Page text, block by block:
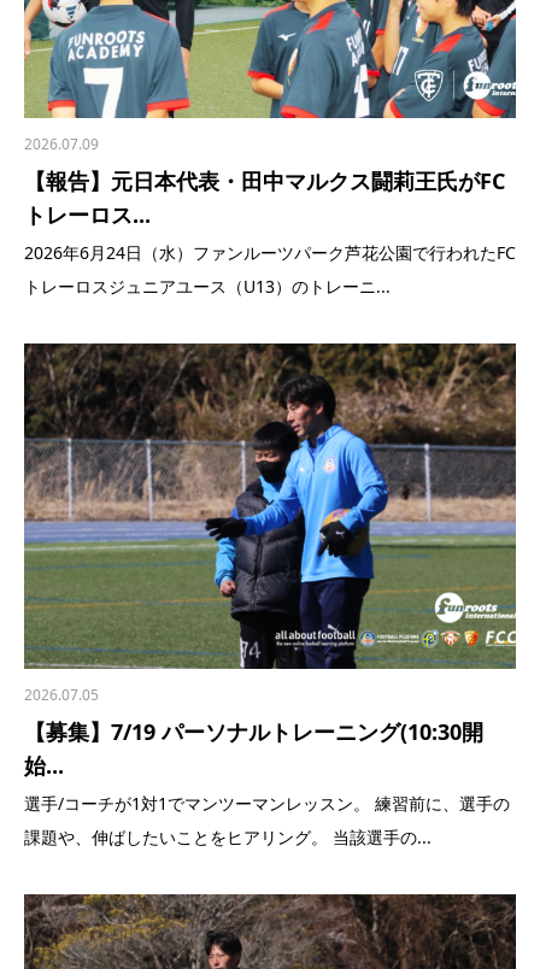
2026.07.09
【報告】元日本代表・田中マルクス闘莉王氏がFC
トレーロス...
2026年6月24日（水）ファンルーツパーク芦花公園で行われたFC
トレーロスジュニアユース（U13）のトレーニ...
2026.07.05
【募集】7/19 パーソナルトレーニング(10:30開
始...
選手/コーチが1対1でマンツーマンレッスン。 練習前に、選手の
課題や、伸ばしたいことをヒアリング。 当該選手の...